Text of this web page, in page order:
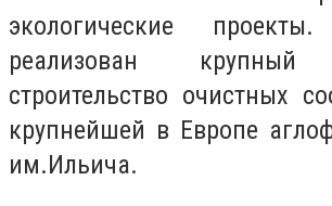
экологические
реализован крупный
строительство очистных
крупнейшей в Европе
им.Ильича.